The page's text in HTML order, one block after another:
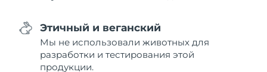
Этичный и веганский
Мы не использовали животных для
разработки и тестирования этой
продукции.